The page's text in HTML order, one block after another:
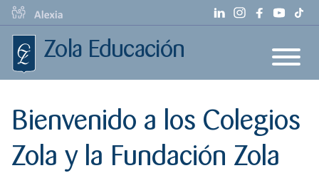
a
Zola Educación
Colegio Zola Villafranca
Colegio Zola Valdemorillo
Fundación Zola
Bienvenido a los Colegios
Zola y la Fundación Zola